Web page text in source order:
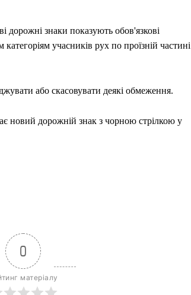
дорожні знаки показують обов'язкові
учасників рух по проїзній частині
або скасовувати деякі обмеження.
новий дорожній знак з чорною стрілкою у
0
матеріалу